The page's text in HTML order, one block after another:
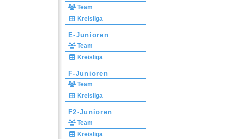
Team
Kreisliga
E-Junioren
Team
Kreisliga
F-Junioren
Team
Kreisliga
F2-Junioren
Team
Kreisliga